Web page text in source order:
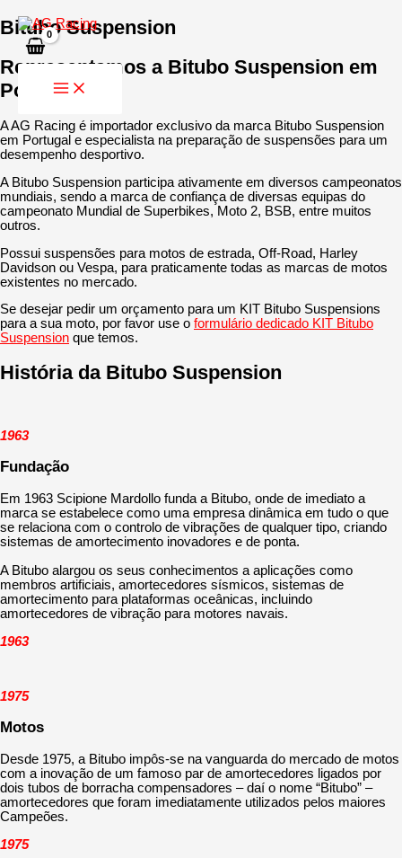
Skip
to
content
Bitubo Suspension
Representamos a Bitubo Suspension em
Portugal
A AG Racing é importador exclusivo da marca Bitubo Suspension
em Portugal e especialista na preparação de suspensões para um
desempenho desportivo.
A Bitubo Suspension participa ativamente em diversos campeonatos
mundiais, sendo a marca de confiança de diversas equipas do
campeonato Mundial de Superbikes, Moto 2, BSB, entre muitos
outros.
Possui suspensões para motos de estrada, Off-Road, Harley
Davidson ou Vespa, para praticamente todas as marcas de motos
existentes no mercado.
Se desejar pedir um orçamento para um KIT Bitubo Suspensions
para a sua moto, por favor use o formulário dedicado KIT Bitubo
Suspension que temos.
História da Bitubo Suspension
1963
Fundação
Em 1963 Scipione Mardollo funda a Bitubo, onde de imediato a
marca se estabelece como uma empresa dinâmica em tudo o que
se relaciona com o controlo de vibrações de qualquer tipo, criando
sistemas de amortecimento inovadores e de ponta.
A Bitubo alargou os seus conhecimentos a aplicações como
membros artificiais, amortecedores sísmicos, sistemas de
amortecimento para plataformas oceânicas, incluindo
amortecedores de vibração para motores navais.
1963
1975
Motos
Desde 1975, a Bitubo impôs-se na vanguarda do mercado de motos
com a inovação de um famoso par de amortecedores ligados por
dois tubos de borracha compensadores – daí o nome “Bitubo” –
amortecedores que foram imediatamente utilizados pelos maiores
Campeões.
1975